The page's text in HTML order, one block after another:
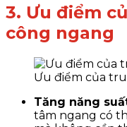
3. Ưu điểm
công ngang
Ưu điểm của
Tăng năng
tâm ngang có